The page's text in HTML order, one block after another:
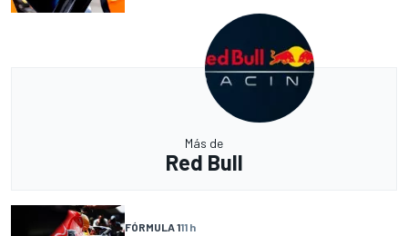
Más de
Red Bull
FÓRMULA 111 h